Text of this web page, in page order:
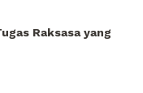
Raksasa yang